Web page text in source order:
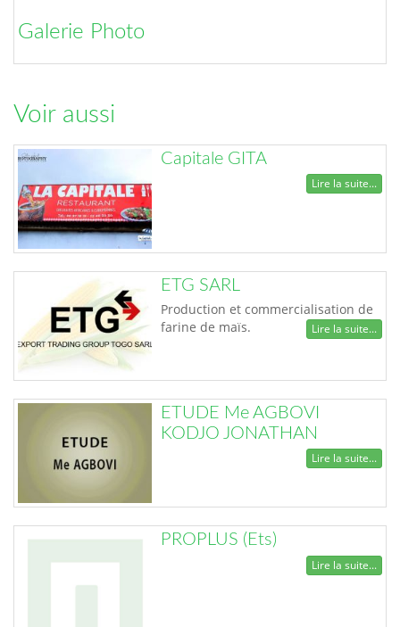
Galerie Photo
Voir aussi
Capitale GITA
Lire la suite...
ETG SARL
Production et commercialisation de
farine de maïs.
Lire la suite...
ETUDE Me AGBOVI
KODJO JONATHAN
Lire la suite...
PROPLUS (Ets)
Lire la suite...